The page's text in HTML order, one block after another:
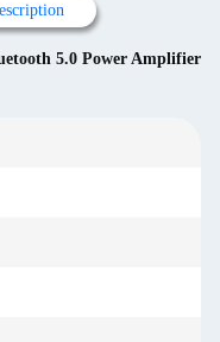
5.0 Power Amplifier